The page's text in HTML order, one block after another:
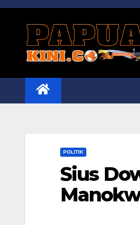
Skip
POLITIK
Sius